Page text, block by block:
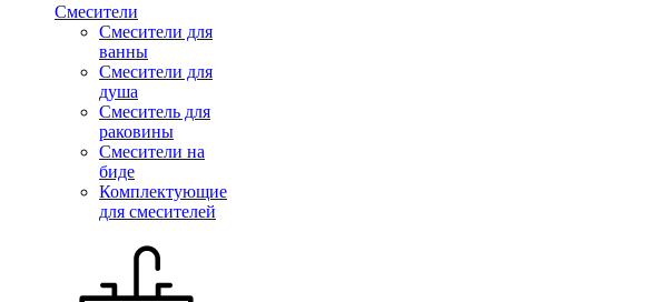
Смесители
Смесители для
ванны
Смесители для
душа
Смеситель для
раковины
Смесители на
биде
Комплектующие
для смесителей